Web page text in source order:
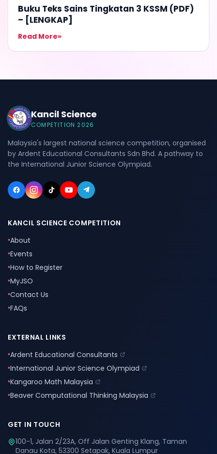
Buku Teks Sains Tingkatan 3 KSSM (PDF)
– [LENGKAP]
Read More»
Kancil Science
COMPETITION 2026
Malaysia's largest national science competition, organised
by Ardent Educational Consultants Sdn Bhd. A pathway to
the International Junior Science Olympiad.
KANCIL SCIENCE COMPETITION
•About
•Events
•How to Register
•MyJSO
•Contact Us
•FAQs
EXTERNAL LINKS
•Ardent Educational Consultants
•International Junior Science Olympiad
•Kangaroo Math Malaysia
•Beaver Computational Thinking Malaysia
GET IN TOUCH
100-1, Jalan 2/23A, Off Jalan Genting Klang, Taman
Danau Kota, 53300 Setapak, Kuala Lumpur